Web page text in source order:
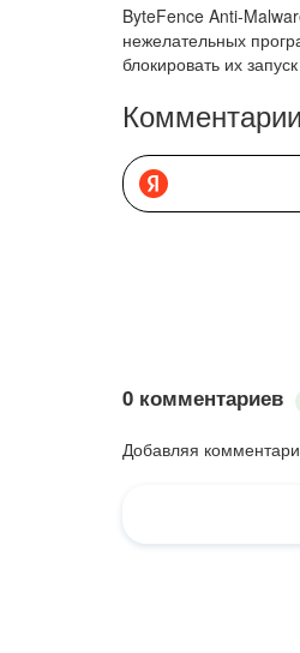
ByteFence Anti-
нежелательных
блокировать их